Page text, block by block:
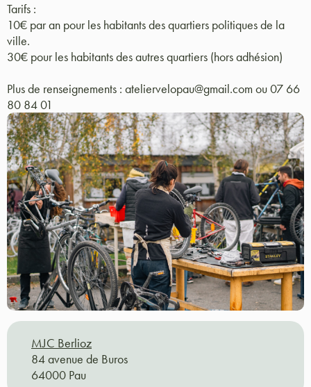
Tarifs :
10€ par an pour les habitants des quartiers politiques de la
ville.
30€ pour les habitants des autres quartiers (hors adhésion)
Plus de renseignements : ateliervelopau@gmail.com ou 07 66
80 84 01
MJC Berlioz
84 avenue de Buros
64000 Pau